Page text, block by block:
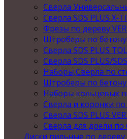
Сверла
Сверла SDS PLUS X-
Фрезы по дереву
Штроберы по бетону
Сверла SDS PLUS
Сверла SDS PLUS/
Наборы,Сверла по
Штроберы по бетону
Наборы кольцевых
Сверла и коронки
Сверла SDS PLUS
Сверла для дрели по
Диски пильные по дереву